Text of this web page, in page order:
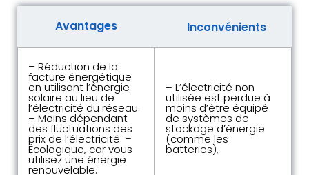
Avantages Inconvénients
– Réduction de la
facture énergétique
en utilisant l’énergie
solaire au lieu de
l’électricité du réseau.
– Moins dépendant
des fluctuations des
prix de l’électricité. –
Écologique, car vous
utilisez une énergie
renouvelable.
– L’électricité non
utilisée est perdue à
moins d’être équipé
de systèmes de
stockage d’énergie
(comme les
batteries),